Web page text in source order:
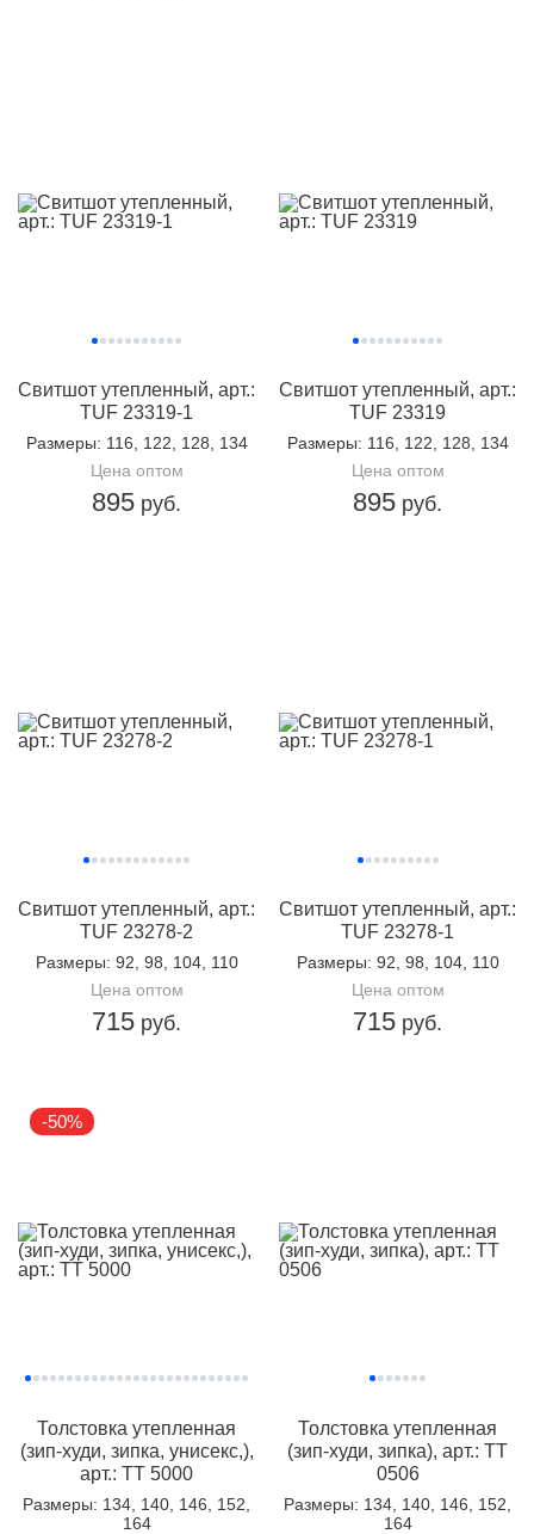
Свитшот утепленный, арт.:
TUF 23319-1
Размеры: 116, 122, 128, 134
Цена оптом
895 руб.
Свитшот утепленный, арт.:
TUF 23319
Размеры: 116, 122, 128, 134
Цена оптом
895 руб.
Свитшот утепленный, арт.:
TUF 23278-2
Размеры: 92, 98, 104, 110
Цена оптом
715 руб.
Свитшот утепленный, арт.:
TUF 23278-1
Размеры: 92, 98, 104, 110
Цена оптом
715 руб.
-50%
Толстовка утепленная
(зип-худи, зипка, унисекс,),
арт.: TT 5000
Размеры: 134, 140, 146, 152,
164
Толстовка утепленная
(зип-худи, зипка), арт.: TT
0506
Размеры: 134, 140, 146, 152,
164